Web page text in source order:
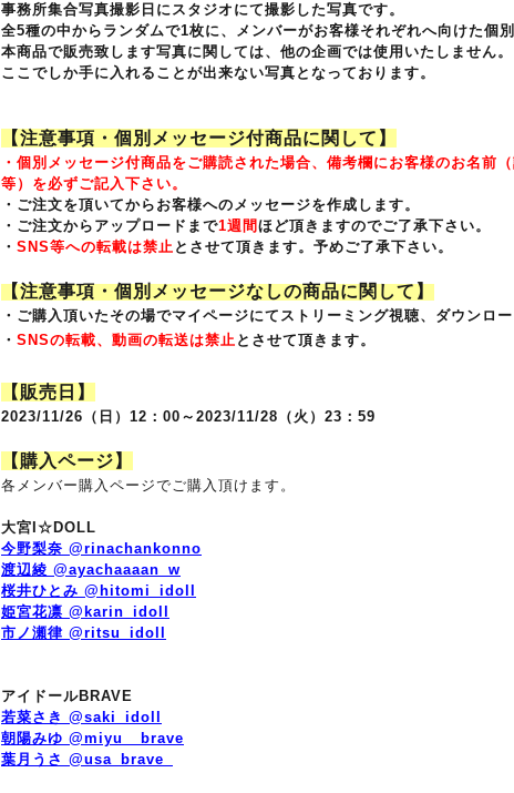
事務所集合写真撮影日にスタジオにて撮影した写真です。
全5種の中からランダムで1枚に、メンバーがお客様それぞれへ向けた個
本商品で販売致します写真に関しては、他の企画では使用いたしません。
ここでしか手に入れることが出来ない写真となっております。
【注意事項・個別メッセージ付商品に関して】
・個別メッセージ付商品をご購読された場合、備考欄にお客様のお名前
等）を必ずご記入下さい。
・ご注文を頂いてからお客様へのメッセージを作成します。
・ ご注文からアップロードまで1週間 ほど頂きますのでご了承下さい。
・ SNS等への転載は禁止 とさせて頂きます。予めご了承下さい。
【注意事項・個別メッセージなしの商品に関して】
・ご購入頂いたその場でマイページにてストリーミング視聴、ダウンロー
・ SNSの転載、動画の転送は禁止 とさせて頂きます。
【販売日】
2023/11/26（日）12：00～2023/11/28（火）23：59
【購入ページ】
各メンバー購入ページでご購入頂けます。
大宮I☆DOLL
今野梨奈 @rinachankonno
渡辺綾 @ayachaaaan_w
桜井ひとみ @hitomi_idoll
姫宮花凛 @karin_idoll
市ノ瀬律 @ritsu_idoll
アイドールBRAVE
若菜さき @saki_idoll
朝陽みゆ @miyu__brave
葉月うさ @usa_brave_